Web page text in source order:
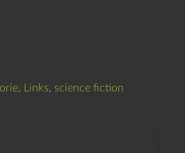
, Links, science fiction